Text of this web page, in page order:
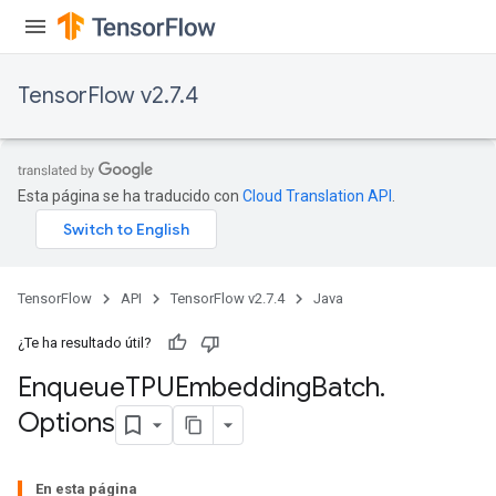
TensorFlow v2.7.4
Esta página se ha traducido con Cloud Translation API
TensorFlow API TensorFlow v2.7.4 Java
¿Te ha resultado útil?
EnqueueTPUEmbeddingBatch.
Options
En esta página